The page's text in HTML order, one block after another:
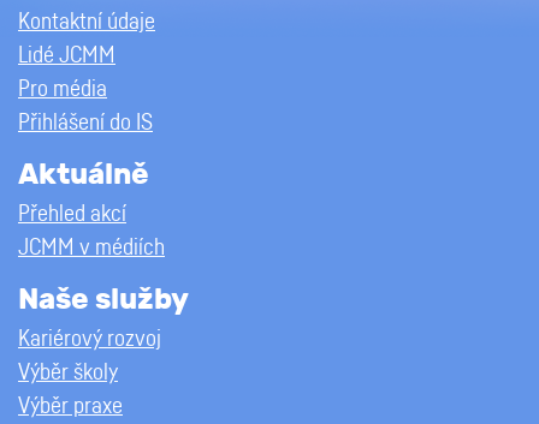
Kontaktní údaje
Lidé JCMM
Pro média
Přihlášení do IS
Aktuálně
Přehled akcí
JCMM v médiích
Naše služby
Kariérový rozvoj
Výběr školy
Výběr praxe